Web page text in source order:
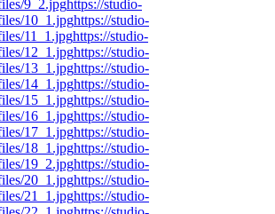
9_2.jpghttps://studio-
10_1.jpghttps://studio-
11_1.jpghttps://studio-
12_1.jpghttps://studio-
13_1.jpghttps://studio-
14_1.jpghttps://studio-
15_1.jpghttps://studio-
16_1.jpghttps://studio-
17_1.jpghttps://studio-
18_1.jpghttps://studio-
19_2.jpghttps://studio-
20_1.jpghttps://studio-
21_1.jpghttps://studio-